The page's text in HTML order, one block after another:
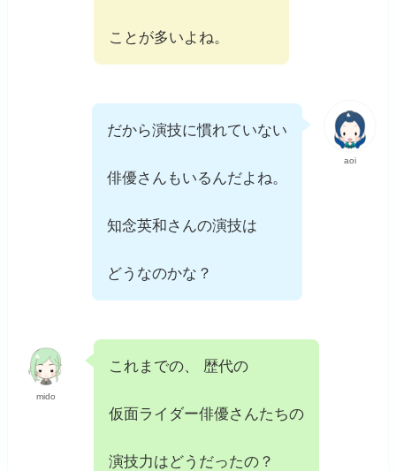
ことが多いよね。
aoi
だから演技に慣れていない
俳優さんもいるんだよね。
知念英和さんの演技は
どうなのかな？
mido
これまでの、 歴代の
仮面ライダー俳優さんたちの
演技力はどうだったの？